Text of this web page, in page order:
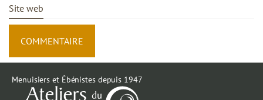
Site web
Menuisiers et Ébénistes depuis 1947